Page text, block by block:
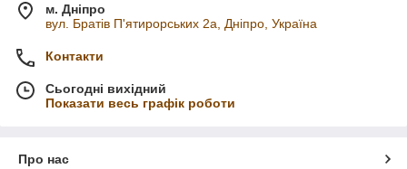
м. Дніпро
вул. Братів П'ятирорських 2а, Дніпро, Україна
Контакти
Сьогодні вихідний
Показати весь графік роботи
Про нас